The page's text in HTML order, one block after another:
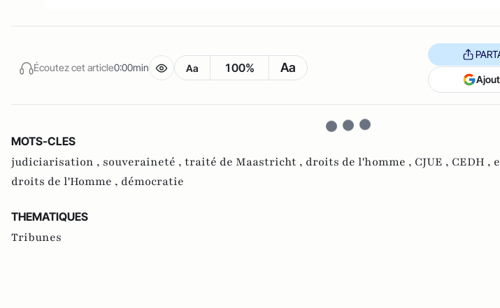
Écoutez cet article0:00min Aa 100% Aa
MOTS-CLES
judiciarisation , souveraineté , traité de Maastricht , droits de l'homme , CJUE , CEDH ,
droits de l'Homme , démocratie
THEMATIQUES
Tribunes